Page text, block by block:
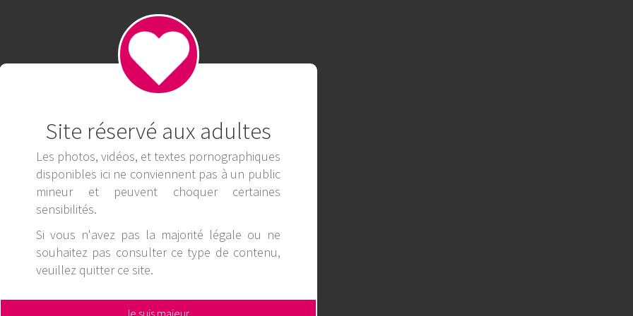
Site réservé aux adultes
Les photos, vidéos, et textes pornographiques
disponibles ici ne conviennent pas à un public
mineur et peuvent choquer certaines
sensibilités.
Si vous n'avez pas la majorité légale ou ne
souhaitez pas consulter ce type de contenu,
veuillez quitter ce site.
Je suis majeur,
Với Uy Tín Và Chất Lượng Đặc Sắc